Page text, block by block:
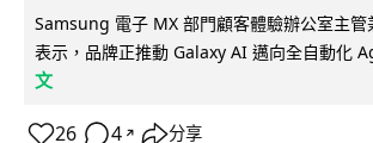
Samsung 電子 MX 部門顧客體驗辦公室主管
表示，品牌正推動 Galaxy AI 邁向全自動化
文
26 4 ↗ 分享